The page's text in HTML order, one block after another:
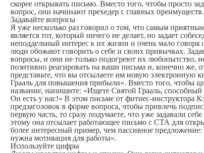
скорее открывать письмо. Вместо того, чтобы просто
вопрос, они начинают прехедер с главных преимуществ.
Задавайте вопросы
Я уже несколько раз говорил о том, что самым
является тот, который ничего не делает, но задает
неподдельный интерес к их жизни и очень мало говоря
люди обожают говорить о себе и своих привычках.
вопросы, и они не только подогреют их любопытство,
позитивно реагировать на ваши письма и, конечно же,
представьте, что вы отсылаете им новую электронную
Грааль для повышения прибыли». Вместо того, чтобы
название, напишите: «Ищете Святой Грааль,
Он есть у нас!» В этом письме от фитнес-инструктора
предзаголовок в форме вопроса, чтобы привлечь
первую часть, то сразу подумаете, что уже задавали
этому она отсылает работающее письмо с СТА для
более интересный пример, чем пассивное
нужна мотивация для работы».
Используйте цифры